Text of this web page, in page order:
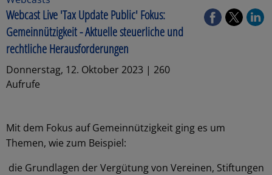
Webcast Live 'Tax Update Public' Fokus:
Gemeinnützigkeit - Aktuelle steuerliche und
rechtliche Herausforderungen
Donnerstag, 12. Oktober 2023 | 260
Aufrufe
Mit dem Fokus auf Gemeinnützigkeit ging es um
Themen, wie zum Beispiel:
die Grundlagen der Vergütung von Vereinen, Stiftungen